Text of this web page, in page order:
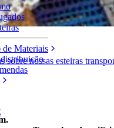
nossas esteiras
Materiais